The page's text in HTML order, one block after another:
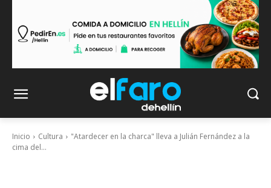
Inicio Cultura
"Atardecer en la charca" lleva a Julián Fernández a la
cima del...